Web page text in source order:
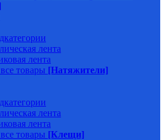
лента
лента
товары [Натяжители]
лента
лента
товары [Клещи]